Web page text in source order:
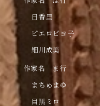
日香里
ピエロピヨ子
細川成美
作家名 ま行
まちゅまゆ
目黒ミロ